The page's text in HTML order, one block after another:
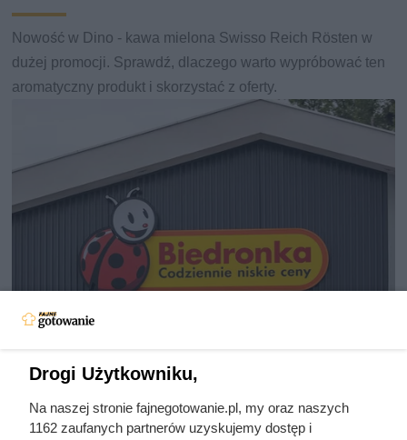
Nowość w Dino - kawa mielona Swisso Reich Rösten w
dużej promocji. Sprawdź, dlaczego warto wypróbować ten
aromatyczny produkt i skorzystać z oferty.
Sprawdziła cenę regularną i od
razu kupiła kilka kilogramów. Taka
Drogi Użytkowniku,
Na naszej stronie fajnegotowanie.pl, my oraz naszych
1162 zaufanych partnerów uzyskujemy dostęp i